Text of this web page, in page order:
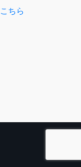
こちら